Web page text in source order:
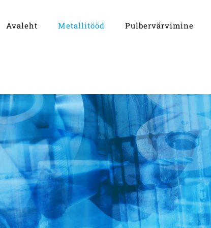
Avaleht Metallitööd Pulbervärvimine